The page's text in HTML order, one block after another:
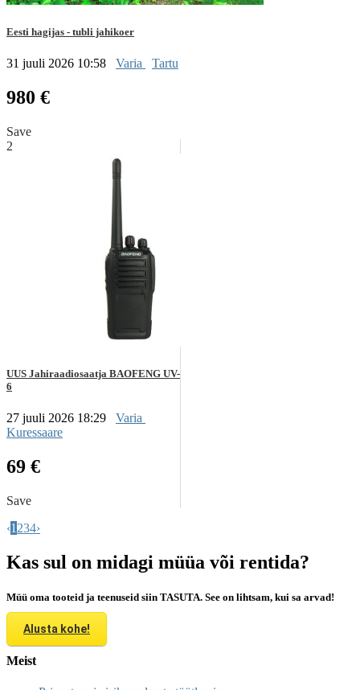
Eesti hagijas - tubli jahikoer
31 juuli 2026 10:58 Varia Tartu
980 €
Save
2
UUS Jahiraadiosaatja BAOFENG UV-
6
27 juuli 2026 18:29
Varia
Kuressaare
69 €
Save
‹1 234›
Kas sul on midagi müüa või rentida?
Müü oma tooteid ja teenuseid siin TASUTA. See on lihtsam, kui sa arvad!
Alusta kohe!
Meist